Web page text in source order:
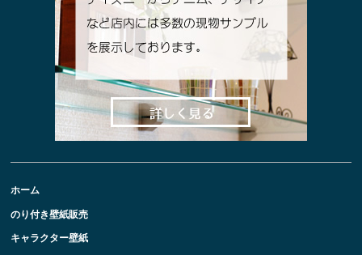
ホーム
のり付き壁紙販売
キャラクター壁紙